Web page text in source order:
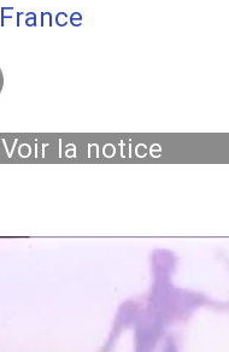
France
Voir la notice